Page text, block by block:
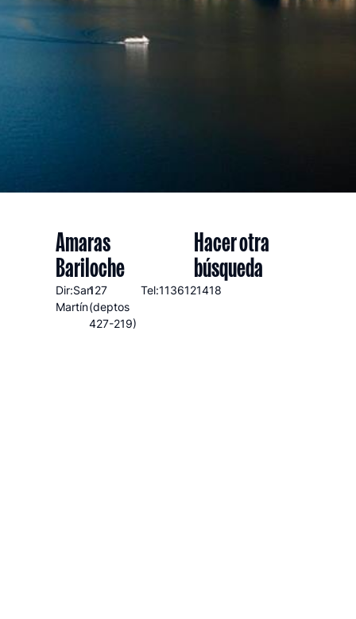
Amaras
Bariloche
Dir:San
Martín
127
(deptos
427-219)
Tel:1136121418
Hacer otra
búsqueda